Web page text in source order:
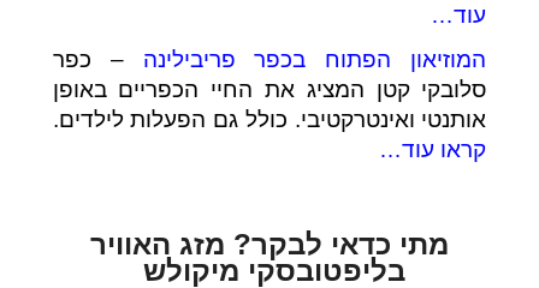
עוד…
המוזיאון הפתוח בכפר פריבילינה – כפר
סלובקי קטן המציג את החיי הכפריים באופן
אותנטי ואינטרקטיבי. כולל גם הפעלות לילדים.
קראו עוד…
מתי כדאי לבקר? מזג האוויר
בליפטובסקי מיקולש